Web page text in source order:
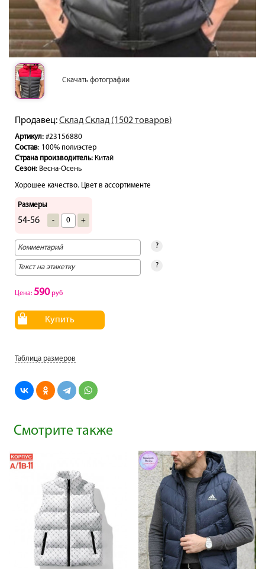
Скачать фотографии
Продавец:Склад Склад (1502 товаров)
Артикул: #23156880
Состав: 100% полиэстер
Страна производитель: Китай
Сезон: Весна-Осень
Хорошее качество. Цвет в ассортименте
Размеры
54-56 - +
?
?
Цена: 590руб
Купить
Таблица размеров
Смотрите также